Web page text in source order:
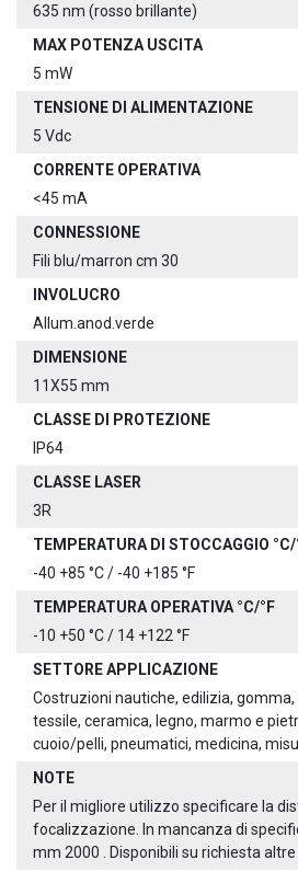
635 nm (rosso brillante)
MAX POTENZA USCITA
5 mW
TENSIONE DI ALIMENTAZIONE
5 Vdc
CORRENTE OPERATIVA
<45 mA
CONNESSIONE
Fili blu/marron cm 30
INVOLUCRO
Allum.anod.verde
DIMENSIONE
11X55 mm
CLASSE DI PROTEZIONE
IP64
CLASSE LASER
3R
TEMPERATURA DI STOCCAGGIO °C/
-40 +85 °C / -40 +185 °F
TEMPERATURA OPERATIVA °C/°F
-10 +50 °C / 14 +122 °F
SETTORE APPLICAZIONE
Costruzioni nautiche, edilizia,
tessile, ceramica, legno, marmo e
cuoio/pelli, pneumatici, medicina,
NOTE
Per il migliore utilizzo specificare la
focalizzazione. In mancanza di
mm 2000 . Disponibili su richiesta